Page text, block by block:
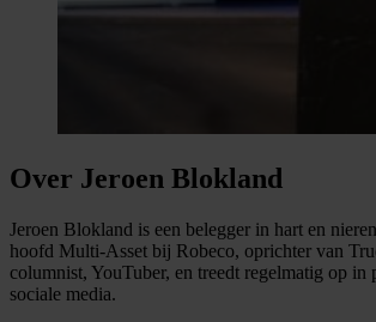
Over Jeroen Blokland
Jeroen Blokland is een belegger in hart en
hoofd Multi-Asset bij Robeco, oprichter van
columnist, YouTuber, en treedt regelmatig op in
sociale media.